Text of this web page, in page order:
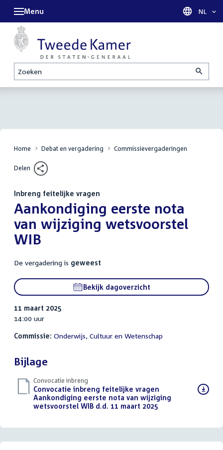
Zoeken
Menu Taal
NL
Home Debat en vergadering Commissievergaderingen
Delen
Inbreng feitelijke vragen
Aankondiging eerste nota
van wijziging wetsvoorstel
WIB
De vergadering is geweest
Bekijk dagoverzicht
11 maart 2025
14:00 uur
Commissie: Onderwijs, Cultuur en Wetenschap
Bijlage
Convocatie inbreng
Download
bestand:
Convocatie inbreng feitelijke vragen
Aankondiging eerste nota van wijziging
wetsvoorstel WIB d.d. 11 maart 2025